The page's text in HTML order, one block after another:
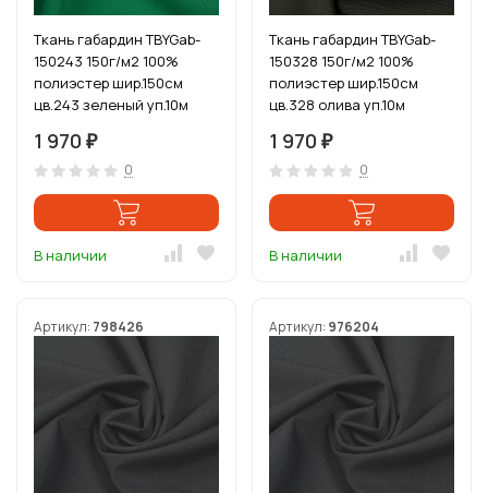
Ткань габардин TBYGab-
150243 150г/м2 100%
полиэстер шир.150см
цв.243 зеленый уп.10м
1 970 ₽
0
В наличии
Ткань габардин TBYGab-
150328 150г/м2 100%
полиэстер шир.150см
цв.328 олива уп.10м
1 970 ₽
0
В наличии
Артикул: 798426 Артикул: 976204